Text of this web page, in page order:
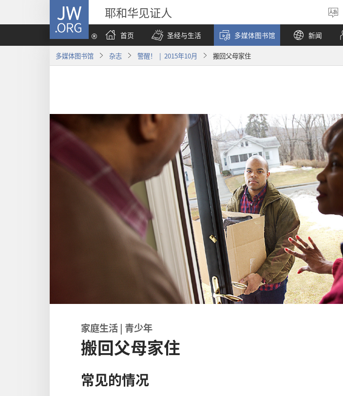
JW.ORG 耶和华见证人
首页
圣经与生活 多媒体图书馆 新闻
多媒体图书馆 杂志 警醒！ | 2015年10月 搬回父母家住
家庭生活 | 青少年
搬回父母家住
常见的情况